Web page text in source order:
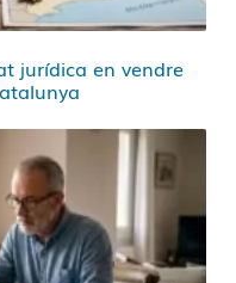
jurídica en vendre